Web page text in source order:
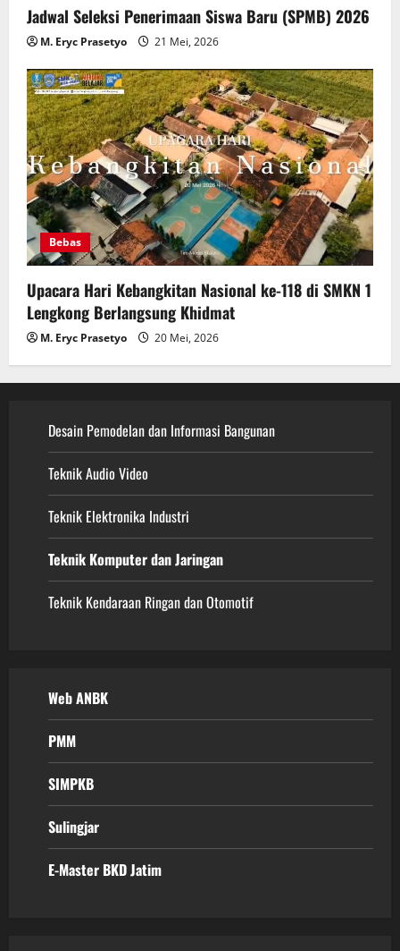
Jadwal Seleksi Penerimaan Siswa Baru (SPMB) 2026
M. Eryc Prasetyo 21 Mei, 2026
Bebas
Upacara Hari Kebangkitan Nasional ke-118 di SMKN 1
Lengkong Berlangsung Khidmat
M. Eryc Prasetyo 20 Mei, 2026
Desain Pemodelan dan Informasi Bangunan
Teknik Audio Video
Teknik Elektronika Industri
Teknik Komputer dan Jaringan
Teknik Kendaraan Ringan dan Otomotif
Web ANBK
PMM
SIMPKB
Sulingjar
E-Master BKD Jatim